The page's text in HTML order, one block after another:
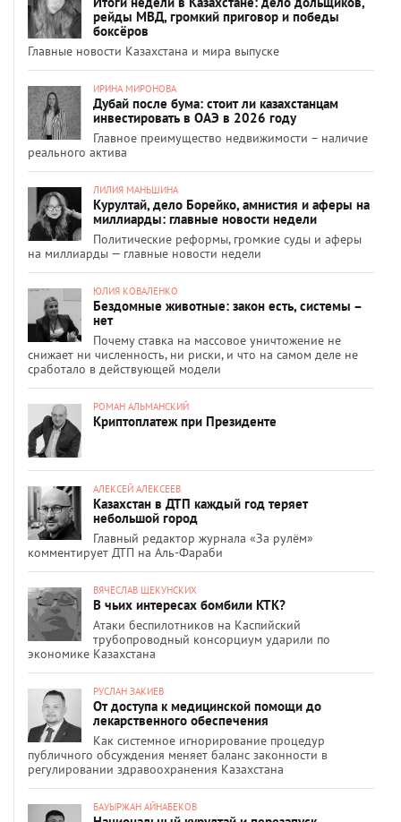
рейды МВД, громкий приговор и победы
боксёров
Главные новости Казахстана и мира выпуске
ИРИНА МИРОНОВА
Дубай после бума: стоит ли казахстанцам
инвестировать в ОАЭ в 2026 году
Главное преимущество недвижимости – наличие
реального актива
ЛИЛИЯ МАНЬШИНА
Курултай, дело Борейко, амнистия и аферы на
миллиарды: главные новости недели
Политические реформы, громкие суды и аферы
на миллиарды — главные новости недели
ЮЛИЯ КОВАЛЕНКО
Бездомные животные: закон есть, системы –
нет
Почему ставка на массовое уничтожение не
снижает ни численность, ни риски, и что на самом деле не
сработало в действующей модели
РОМАН АЛЬМАНСКИЙ
Криптоплатеж при Президенте
АЛЕКСЕЙ АЛЕКСЕЕВ
Казахстан в ДТП каждый год теряет
небольшой город
Главный редактор журнала «За рулём»
комментирует ДТП на Аль-Фараби
ВЯЧЕСЛАВ ЩЕКУНСКИХ
В чьих интересах бомбили КТК?
Атаки беспилотников на Каспийский
трубопроводный консорциум ударили по
экономике Казахстана
РУСЛАН ЗАКИЕВ
От доступа к медицинской помощи до
лекарственного обеспечения
Как системное игнорирование процедур
публичного обсуждения меняет баланс законности в
регулировании здравоохранения Казахстана
БАУЫРЖАН АЙНАБЕКОВ